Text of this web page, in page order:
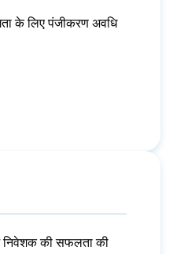
के लिए पंजीकरण अवधि
निवेशक की सफलता की